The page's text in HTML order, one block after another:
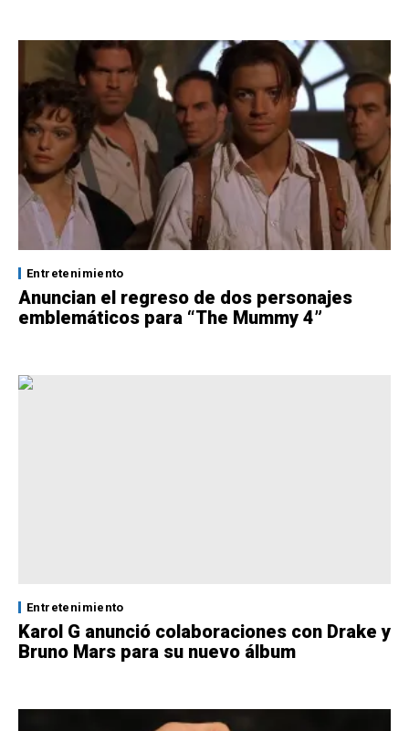
Entretenimiento
Anuncian el regreso de dos personajes
emblemáticos para “The Mummy 4”
Entretenimiento
Karol G anunció colaboraciones con Drake y
Bruno Mars para su nuevo álbum